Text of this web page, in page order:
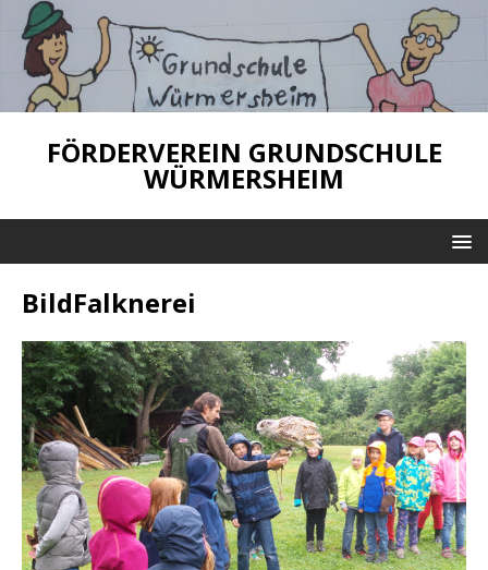
FÖRDERVEREIN GRUNDSCHULE
WÜRMERSHEIM
BildFalknerei